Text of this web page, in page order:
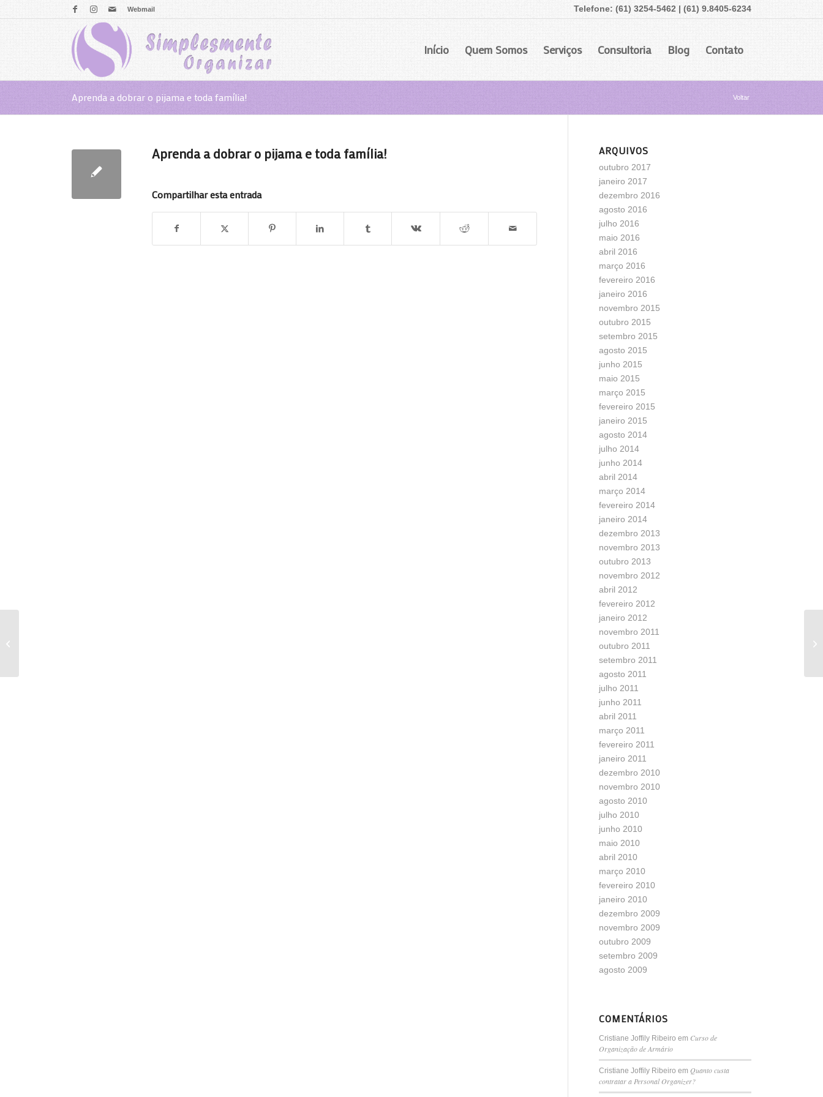
Webmail Telefone: (61) 3254-5462 | (61) 9.8405-6234
Início Quem Somos Serviços Consultoria Blog Contato
Aprenda a dobrar o pijama e toda família! Voltar
Aprenda a dobrar o pijama e toda família!
Compartilhar esta entrada
ARQUIVOS
outubro 2017
janeiro 2017
dezembro 2016
agosto 2016
julho 2016
maio 2016
abril 2016
março 2016
fevereiro 2016
janeiro 2016
novembro 2015
outubro 2015
setembro 2015
agosto 2015
junho 2015
maio 2015
março 2015
fevereiro 2015
janeiro 2015
agosto 2014
julho 2014
junho 2014
abril 2014
março 2014
fevereiro 2014
janeiro 2014
dezembro 2013
novembro 2013
outubro 2013
novembro 2012
abril 2012
fevereiro 2012
janeiro 2012
novembro 2011
outubro 2011
setembro 2011
agosto 2011
julho 2011
junho 2011
abril 2011
março 2011
fevereiro 2011
janeiro 2011
dezembro 2010
novembro 2010
agosto 2010
julho 2010
junho 2010
maio 2010
abril 2010
março 2010
fevereiro 2010
janeiro 2010
dezembro 2009
novembro 2009
outubro 2009
setembro 2009
agosto 2009
COMENTÁRIOS
Cristiane Joffily Ribeiro em Curso de
Organização de Armário
Cristiane Joffily Ribeiro emQuanto custa
contratar a Personal Organizer?